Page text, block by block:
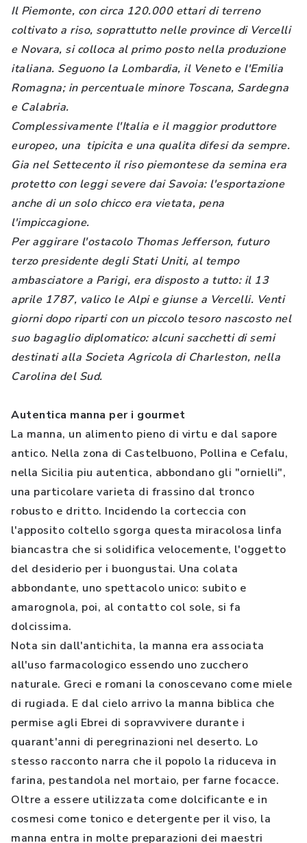
Il Piemonte, con circa 120.000 ettari di terreno
coltivato a riso, soprattutto nelle province di Vercelli
e Novara, si colloca al primo posto nella produzione
italiana. Seguono la Lombardia, il Veneto e l'Emilia
Romagna; in percentuale minore Toscana, Sardegna
e Calabria.
Complessivamente l'Italia e il maggior produttore
europeo, una tipicita e una qualita difesi da sempre.
Gia nel Settecento il riso piemontese da semina era
protetto con leggi severe dai Savoia: l'esportazione
anche di un solo chicco era vietata, pena
l'impiccagione.
Per aggirare l'ostacolo Thomas Jefferson, futuro
terzo presidente degli Stati Uniti, al tempo
ambasciatore a Parigi, era disposto a tutto: il 13
aprile 1787, valico le Alpi e giunse a Vercelli. Venti
giorni dopo riparti con un piccolo tesoro nascosto nel
suo bagaglio diplomatico: alcuni sacchetti di semi
destinati alla Societa Agricola di Charleston, nella
Carolina del Sud.
Autentica manna per i gourmet
La manna, un alimento pieno di virtu e dal sapore
antico. Nella zona di Castelbuono, Pollina e Cefalu,
nella Sicilia piu autentica, abbondano gli "ornielli",
una particolare varieta di frassino dal tronco
robusto e dritto. Incidendo la corteccia con
l'apposito coltello sgorga questa miracolosa linfa
biancastra che si solidifica velocemente, l'oggetto
del desiderio per i buongustai. Una colata
abbondante, uno spettacolo unico: subito e
amarognola, poi, al contatto col sole, si fa
dolcissima.
Nota sin dall'antichita, la manna era associata
all'uso farmacologico essendo uno zucchero
naturale. Greci e romani la conoscevano come miele
di rugiada. E dal cielo arrivo la manna biblica che
permise agli Ebrei di sopravvivere durante i
quarant'anni di peregrinazioni nel deserto. Lo
stesso racconto narra che il popolo la riduceva in
farina, pestandola nel mortaio, per farne focacce.
Oltre a essere utilizzata come dolcificante e in
cosmesi come tonico e detergente per il viso, la
manna entra in molte preparazioni dei maestri